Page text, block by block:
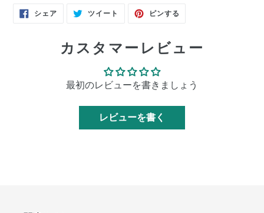
シェアFACEBOOK
す
る
ツイート
TWITTER
る
ピンする
る
カスタマーレビュー
最初のレビューを書きましょう
レビューを書く